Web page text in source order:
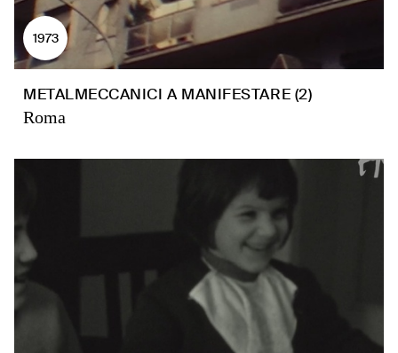
1973
METALMECCANICI A MANIFESTARE (2)
Roma